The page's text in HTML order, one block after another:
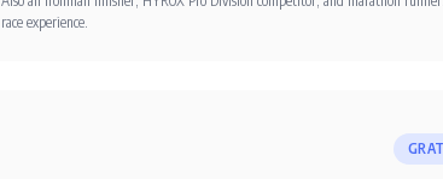
race experience.